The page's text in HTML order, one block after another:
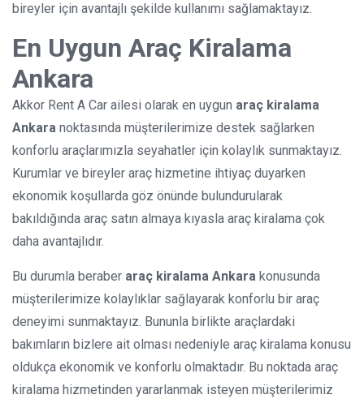
bireyler için avantajlı şekilde kullanımı sağlamaktayız.
En Uygun Araç Kiralama
Ankara
Akkor Rent A Car ailesi olarak en uygun araç kiralama
Ankara noktasında müşterilerimize destek sağlarken
konforlu araçlarımızla seyahatler için kolaylık sunmaktayız.
Kurumlar ve bireyler araç hizmetine ihtiyaç duyarken
ekonomik koşullarda göz önünde bulundurularak
bakıldığında araç satın almaya kıyasla araç kiralama çok
daha avantajlıdır.
Bu durumla beraber araç kiralama Ankara konusunda
müşterilerimize kolaylıklar sağlayarak konforlu bir araç
deneyimi sunmaktayız. Bununla birlikte araçlardaki
bakımların bizlere ait olması nedeniyle araç kiralama konusu
oldukça ekonomik ve konforlu olmaktadır. Bu noktada araç
kiralama hizmetinden yararlanmak isteyen müşterilerimiz